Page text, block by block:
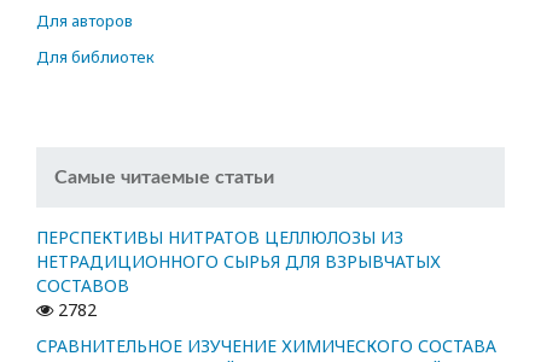
Для авторов
Для библиотек
Самые читаемые статьи
ПЕРСПЕКТИВЫ НИТРАТОВ ЦЕЛЛЮЛОЗЫ ИЗ
НЕТРАДИЦИОННОГО СЫРЬЯ ДЛЯ ВЗРЫВЧАТЫХ
СОСТАВОВ
2782
СРАВНИТЕЛЬНОЕ ИЗУЧЕНИЕ ХИМИЧЕСКОГО СОСТАВА